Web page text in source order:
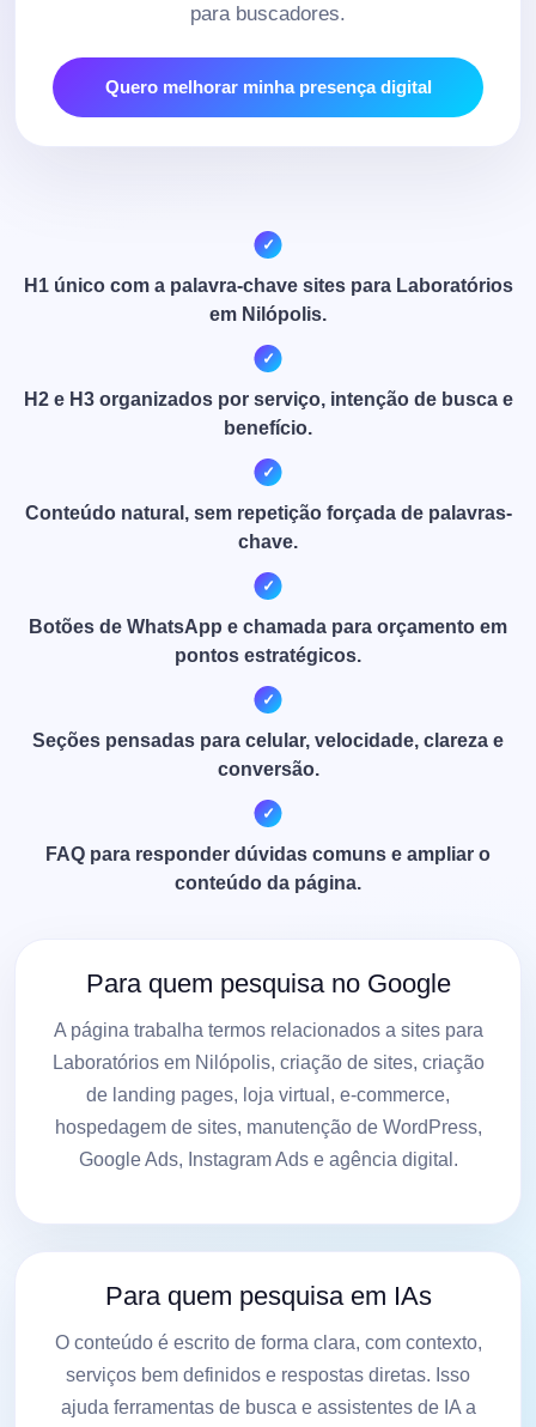
para buscadores.
Quero melhorar minha presença digital
H1 único com a palavra-chave sites para Laboratórios
em Nilópolis.
H2 e H3 organizados por serviço, intenção de busca e
benefício.
Conteúdo natural, sem repetição forçada de palavras-
chave.
Botões de WhatsApp e chamada para orçamento em
pontos estratégicos.
Seções pensadas para celular, velocidade, clareza e
conversão.
FAQ para responder dúvidas comuns e ampliar o
conteúdo da página.
Para quem pesquisa no Google
A página trabalha termos relacionados a sites para
Laboratórios em Nilópolis, criação de sites, criação
de landing pages, loja virtual, e-commerce,
hospedagem de sites, manutenção de WordPress,
Google Ads, Instagram Ads e agência digital.
Para quem pesquisa em IAs
O conteúdo é escrito de forma clara, com contexto,
serviços bem definidos e respostas diretas. Isso
ajuda ferramentas de busca e assistentes de IA a